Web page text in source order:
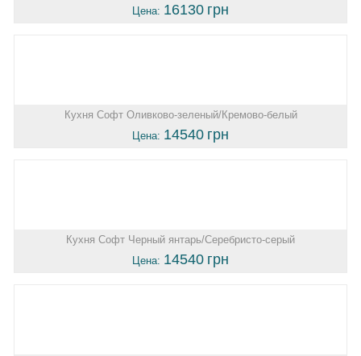
Цена: 16130 грн
Кухня Софт Оливково-зеленый/Кремово-белый
Цена: 14540 грн
Кухня Софт Черный янтарь/Серебристо-серый
Цена: 14540 грн